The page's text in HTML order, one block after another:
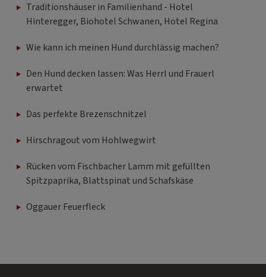
Traditionshäuser in Familienhand - Hotel
Hinteregger, Biohotel Schwanen, Hotel Regina
Wie kann ich meinen Hund durchlässig machen?
Den Hund decken lassen: Was Herrl und Frauerl
erwartet
Das perfekte Brezenschnitzel
Hirschragout vom Hohlwegwirt
Rücken vom Fischbacher Lamm mit gefüllten
Spitzpaprika, Blattspinat und Schafskäse
Oggauer Feuerfleck